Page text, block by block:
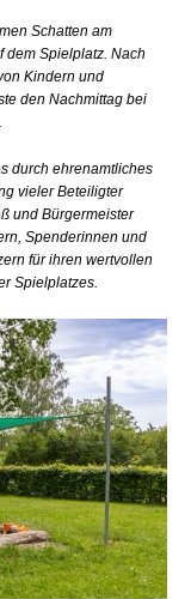
Schatten am
dem Spielplatz. Nach
Kindern und
den Nachmittag bei
durch ehrenamtliches
vieler Beteiligter
und Bürgermeister
Spenderinnen und
für ihren wertvollen
Spielplatzes.